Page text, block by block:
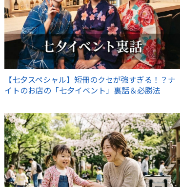
【七夕スペシャル】短冊のクセが強すぎる！？ナ
イトのお店の「七夕イベント」裏話＆必勝法